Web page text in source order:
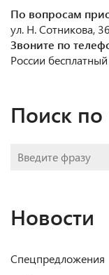
По вопросам
ул. Н. Сотникова,
Звоните по
России бесплатный
Поиск по
Новости
Спецпредложения